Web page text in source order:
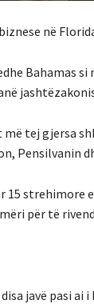
në
Bahamas
tej gjersa
Pensilvanin
15
për të
javë pasi ai